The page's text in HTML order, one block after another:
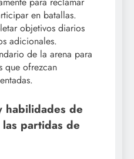
en batallas.
objetivos diarios
adicionales.
de la arena para
que ofrezcan
habilidades de
partidas de